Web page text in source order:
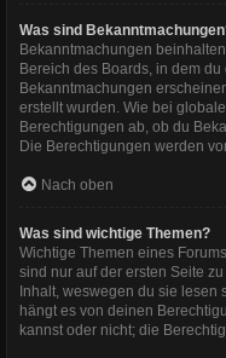
Was sind
Bekanntmachungen
Bereich des Boards, in dem
Bekanntmachungen
erstellt wurden. Wie bei
Berechtigungen ab, ob du
Die Berechtigungen werden
Nach oben
Was sind wichtige Themen?
Wichtige Themen eines
sind nur auf der ersten Seite
Inhalt, weswegen du sie lesen
hängt es von deinen
kannst oder nicht; die